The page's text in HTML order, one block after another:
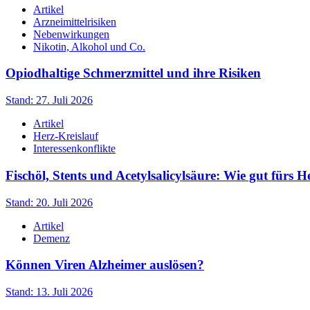
Artikel
Arzneimittelrisiken
Nebenwirkungen
Nikotin, Alkohol und Co.
Opiodhaltige Schmerzmittel und ihre Risiken
Stand: 27. Juli 2026
Artikel
Herz-Kreislauf
Interessenkonflikte
Fischöl, Stents und Acetylsalicylsäure: Wie gut fürs
Stand: 20. Juli 2026
Artikel
Demenz
Können Viren Alzheimer auslösen?
Stand: 13. Juli 2026